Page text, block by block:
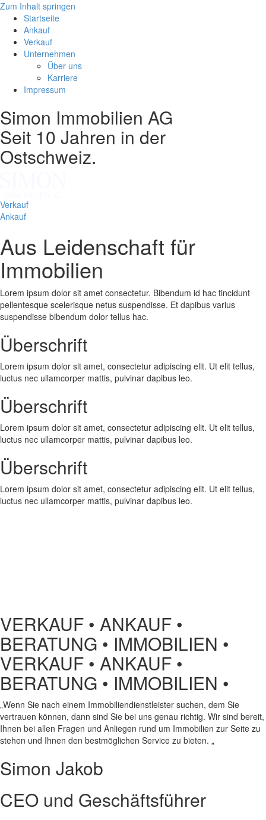
Zum Inhalt springen
Startseite
Ankauf
Verkauf
Unternehmen
Über uns
Karriere
Impressum
Simon Immobilien AG
Seit 10 Jahren in der
Ostschweiz.
Verkauf
Ankauf
Aus Leidenschaft für
Immobilien
Lorem ipsum dolor sit amet consectetur. Bibendum id hac tincidunt
pellentesque scelerisque netus suspendisse. Et dapibus varius
suspendisse bibendum dolor tellus hac.
Überschrift
Lorem ipsum dolor sit amet, consectetur adipiscing elit. Ut elit tellus,
luctus nec ullamcorper mattis, pulvinar dapibus leo.
Überschrift
Lorem ipsum dolor sit amet, consectetur adipiscing elit. Ut elit tellus,
luctus nec ullamcorper mattis, pulvinar dapibus leo.
Überschrift
Lorem ipsum dolor sit amet, consectetur adipiscing elit. Ut elit tellus,
luctus nec ullamcorper mattis, pulvinar dapibus leo.
VERKAUF • ANKAUF •
BERATUNG • IMMOBILIEN •
VERKAUF • ANKAUF •
BERATUNG • IMMOBILIEN •
„Wenn Sie nach einem Immobiliendienstleister suchen, dem Sie
vertrauen können, dann sind Sie bei uns genau richtig. Wir sind bereit,
Ihnen bei allen Fragen und Anliegen rund um Immobilien zur Seite zu
stehen und Ihnen den bestmöglichen Service zu bieten. „
Simon Jakob
CEO und Geschäftsführer